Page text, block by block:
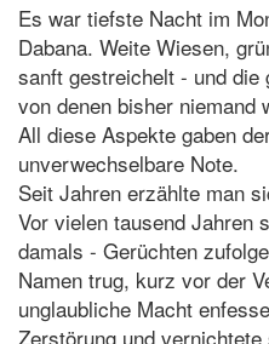
Es war tiefste Nacht im
Dabana. Weite Wiesen,
sanft gestreichelt - und
von denen bisher niemand
All diese Aspekte gaben
unverwechselbare Note.
Seit Jahren erzählte man
Vor vielen tausend Jahren
damals - Gerüchten
Namen trug, kurz vor der
unglaubliche Macht
Zerstörung und